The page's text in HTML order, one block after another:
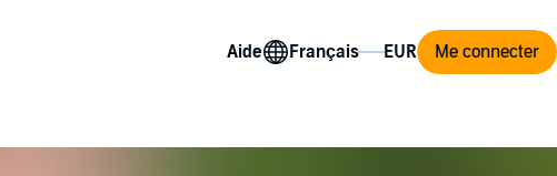
Aide Me connecter